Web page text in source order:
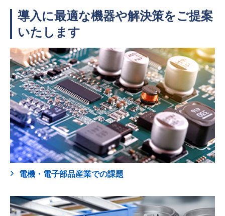
導入に最適な機器や解決策をご提案
いたします
電機・電子部品産業での課題